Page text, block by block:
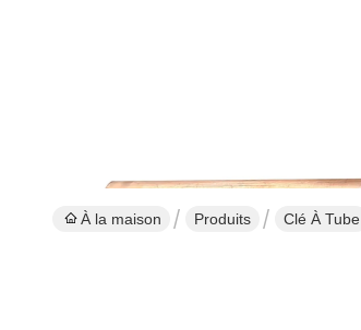
À la maison Produits Clé À Tube